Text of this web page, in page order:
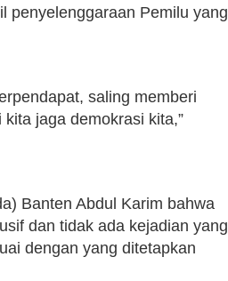
penyelenggaraan Pemilu yang
saling memberi
jaga demokrasi kita,”
Banten Abdul Karim bahwa
dan tidak ada kejadian yang
dengan yang ditetapkan